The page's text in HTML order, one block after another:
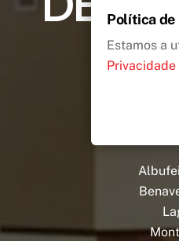
Política de
Estamos a
Privacidade